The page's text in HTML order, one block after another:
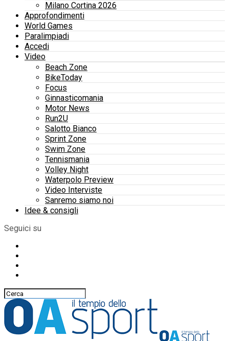
Milano Cortina 2026
Approfondimenti
World Games
Paralimpiadi
Accedi
Video
Beach Zone
BikeToday
Focus
Ginnasticomania
Motor News
Run2U
Salotto Bianco
Sprint Zone
Swim Zone
Tennismania
Volley Night
Waterpolo Preview
Video Interviste
Sanremo siamo noi
Idee & consigli
Seguici su